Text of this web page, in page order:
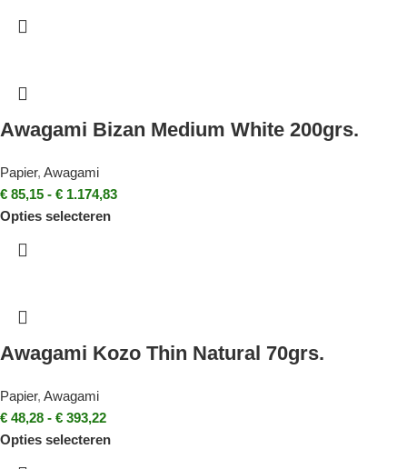
Awagami Bizan Medium White 200grs.
Papier, Awagami
€ 85,15 - € 1.174,83
Opties selecteren
Awagami Kozo Thin Natural 70grs.
Papier, Awagami
€ 48,28 - € 393,22
Opties selecteren